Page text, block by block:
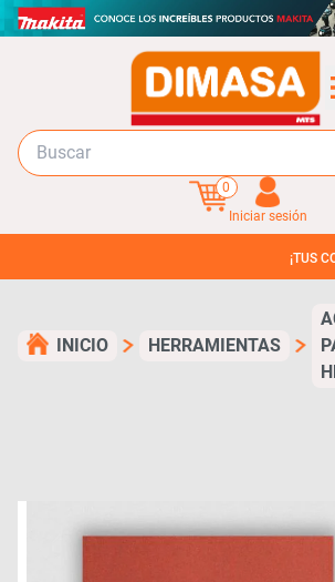
0
Iniciar sesión
¡TUS COMPRAS
INICIO HERRAMIENTAS